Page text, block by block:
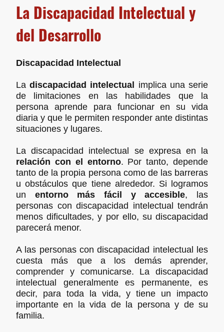
La Discapacidad Intelectual y
del Desarrollo
Discapacidad Intelectual
Ladiscapacidad intelectual
implica una serie
de limitaciones en las habilidades que la
persona aprende para funcionar en su vida
diaria y que le permiten responder ante distintas
situaciones y lugares.
La discapacidad intelectual se expresa en la
relación con el entorno. Por tanto, depende
tanto de la propia persona como de las barreras
u obstáculos que tiene alrededor. Si logramos
un entorno más fácil y accesible, las
personas con discapacidad intelectual tendrán
menos dificultades, y por ello, su discapacidad
parecerá menor.
A las personas con discapacidad intelectual les
cuesta más que a los demás aprender,
comprender y comunicarse. La discapacidad
intelectual generalmente es permanente, es
decir, para toda la vida, y tiene un impacto
importante en la vida de la persona y de su
familia.